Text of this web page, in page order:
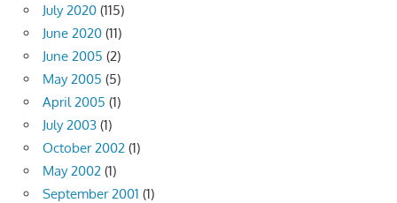
July 2020 (115)
June 2020 (11)
June 2005 (2)
May 2005 (5)
April 2005 (1)
July 2003 (1)
October 2002 (1)
May 2002 (1)
September 2001 (1)